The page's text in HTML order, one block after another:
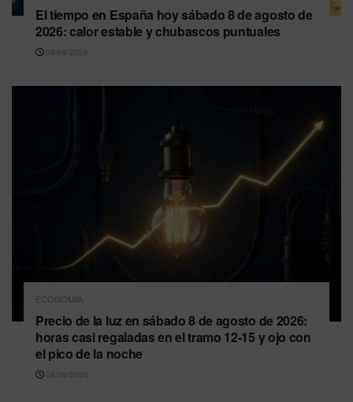
El tiempo en España hoy sábado 8 de agosto de
2026: calor estable y chubascos puntuales
08/08/2026
ECONOMÍA
Precio de la luz en sábado 8 de agosto de 2026:
horas casi regaladas en el tramo 12-15 y ojo con
el pico de la noche
08/08/2026